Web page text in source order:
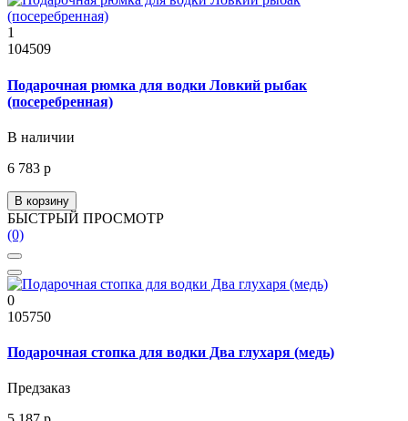
1
104509
Подарочная рюмка для водки Ловкий рыбак
(посеребренная)
В наличии
6 783 р
В корзину
БЫСТРЫЙ ПРОСМОТР
(0)
0
105750
Подарочная стопка для водки Два глухаря (медь)
Предзаказ